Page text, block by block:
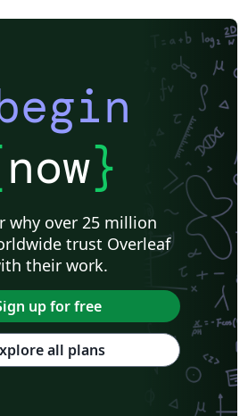
now}
why over 25 million
trust Overleaf
their work.
up for free
all plans